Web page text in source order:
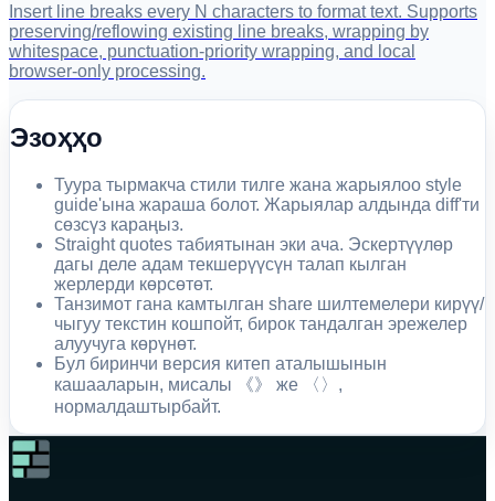
Insert line breaks every N characters to format text. Supports
preserving/reflowing existing line breaks, wrapping by
whitespace, punctuation-priority wrapping, and local
browser-only processing.
Эзоҳҳо
Туура тырмакча стили тилге жана жарыялоо style
guide'ына жараша болот. Жарыялар алдында diff'ти
сөзсүз караңыз.
Straight quotes табиятынан эки ача. Эскертүүлөр
дагы деле адам текшерүүсүн талап кылган
жерлерди көрсөтөт.
Танзимот гана камтылган share шилтемелери кирүү/
чыгуу текстин кошпойт, бирок тандалган эрежелер
алуучуга көрүнөт.
Бул биринчи версия китеп аталышынын
кашааларын, мисалы 《》 же 〈〉,
нормалдаштырбайт.